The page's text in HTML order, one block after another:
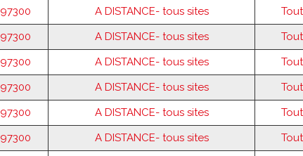
97300 A DISTANCE- tous sites
97300 A DISTANCE- tous sites
97300 A DISTANCE- tous sites
97300 A DISTANCE- tous sites
97300 A DISTANCE- tous sites
97300 A DISTANCE- tous sites